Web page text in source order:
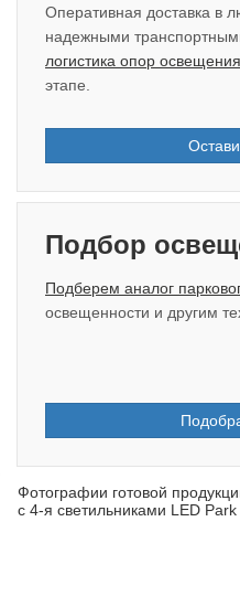
Оперативная доставка в
надежными
логистика опор освещения
этапе.
Подбор
Подберем аналог
освещенности и другим
Фотографии готовой
с 4-я светильниками LED